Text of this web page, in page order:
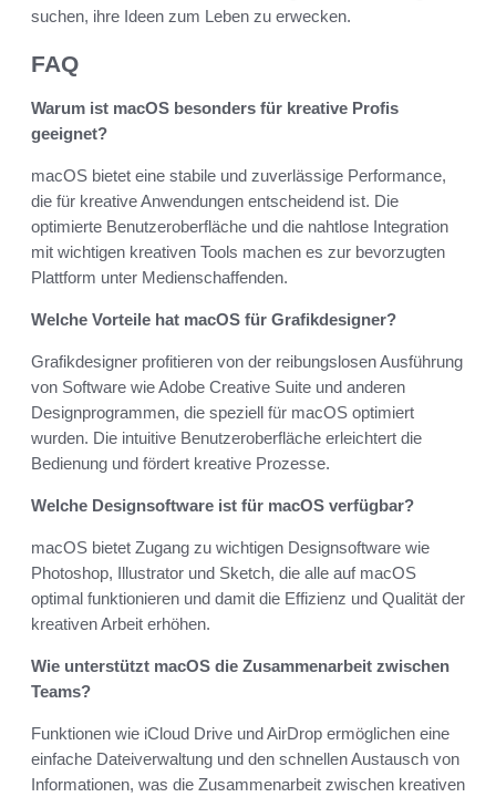
suchen, ihre Ideen zum Leben zu erwecken.
FAQ
Warum ist macOS besonders für kreative Profis
geeignet?
macOS bietet eine stabile und zuverlässige Performance,
die für kreative Anwendungen entscheidend ist. Die
optimierte Benutzeroberfläche und die nahtlose Integration
mit wichtigen kreativen Tools machen es zur bevorzugten
Plattform unter Medienschaffenden.
Welche Vorteile hat macOS für Grafikdesigner?
Grafikdesigner profitieren von der reibungslosen Ausführung
von Software wie Adobe Creative Suite und anderen
Designprogrammen, die speziell für macOS optimiert
wurden. Die intuitive Benutzeroberfläche erleichtert die
Bedienung und fördert kreative Prozesse.
Welche Designsoftware ist für macOS verfügbar?
macOS bietet Zugang zu wichtigen Designsoftware wie
Photoshop, Illustrator und Sketch, die alle auf macOS
optimal funktionieren und damit die Effizienz und Qualität der
kreativen Arbeit erhöhen.
Wie unterstützt macOS die Zusammenarbeit zwischen
Teams?
Funktionen wie iCloud Drive und AirDrop ermöglichen eine
einfache Dateiverwaltung und den schnellen Austausch von
Informationen, was die Zusammenarbeit zwischen kreativen